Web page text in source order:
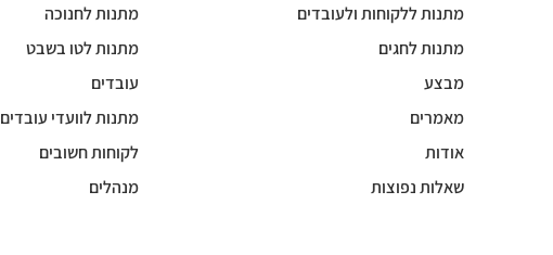
מתנות ללקוחות ולעובדים
מתנות לחגים
מבצע
מאמרים
אודות
שאלות נפוצות
מתנות לחנוכה
מתנות לטו בשבט
עובדים
מתנות לוועדי עובדים
לקוחות חשובים
מנהלים